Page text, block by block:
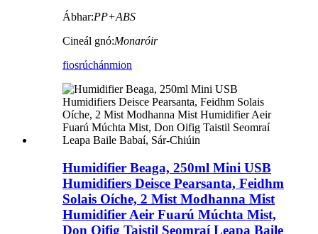
Ábhar:PP+ABS
Cineál gnó:Monaróir
fiosrúchánmion
Humidifier Beaga, 250ml Mini USB
Humidifiers Deisce Pearsanta, Feidhm
Solais Oíche, 2 Mist Modhanna Mist
Humidifier Aeir Fuarú Múchta Mist,
Don Oifig Taistil Seomraí Leapa Baile